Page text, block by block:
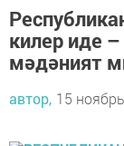
килер иде
мәдәният
автор, 15